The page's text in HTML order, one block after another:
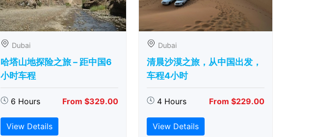
Dubai
哈塔山地探险之旅 – 距中国6
小时车程
6 Hours From $329.00
View Details
Dubai
清晨沙漠之旅，从中国出发，
车程4小时
4 Hours From $229.00
View Details